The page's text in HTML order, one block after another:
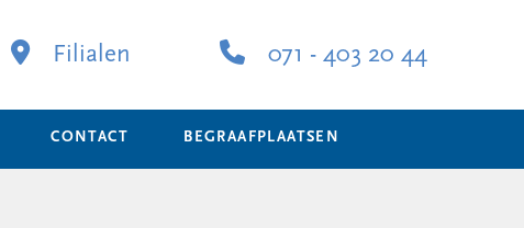
Filialen 071 - 403 20 44
CONTACT BEGRAAFPLAATSEN